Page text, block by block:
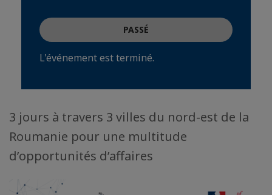
PASSÉ
L'événement est terminé.
3 jours à travers 3 villes du nord-est de la
Roumanie pour une multitude
d’opportunités d’affaires